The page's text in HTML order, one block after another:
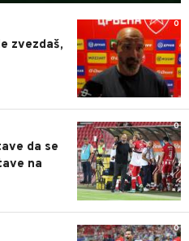
0
zvezdaš,
0
da se
na
0